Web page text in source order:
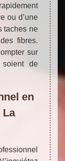
ou d’une
taches ne
fibres.
sur
de
en
La